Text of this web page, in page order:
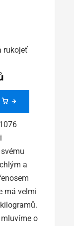
rukojeť
a
má velmi
o